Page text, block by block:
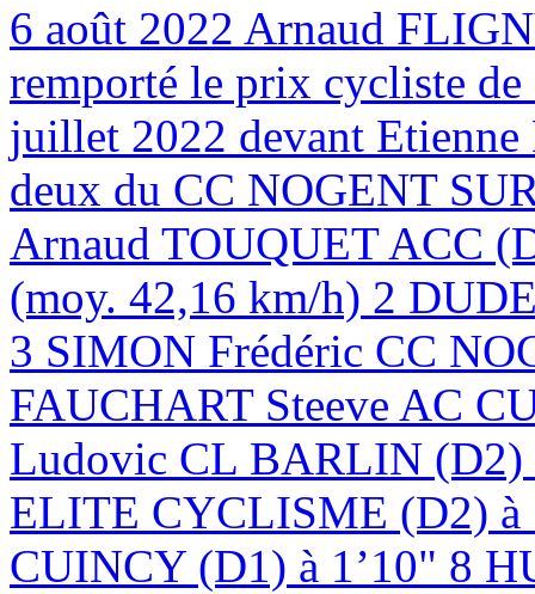
6 août 2022 Arnaud
remporté le prix cycliste
juillet 2022 devant
deux du CC NOGENT
Arnaud TOUQUET ACC
(moy. 42,16 km/h) 2
3 SIMON Frédéric CC
FAUCHART Steeve AC
Ludovic CL BARLIN
ELITE CYCLISME (D2)
CUINCY (D1) à 1’10" 8